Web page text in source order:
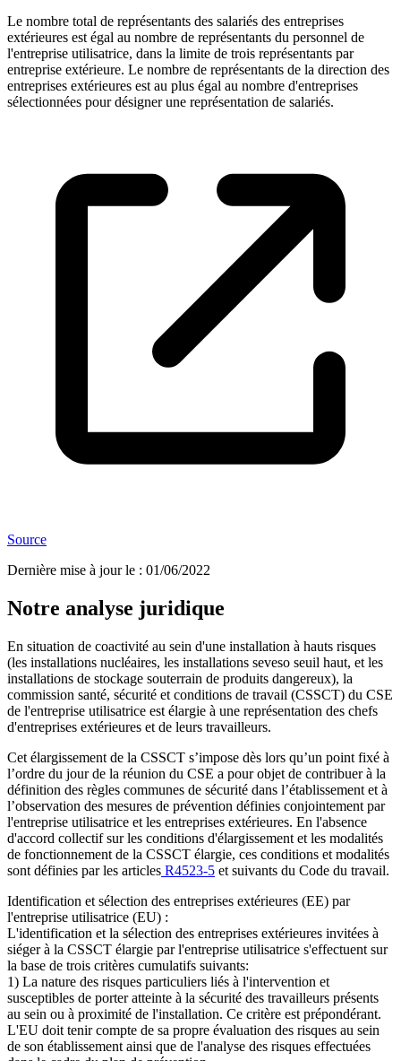
Le nombre total de représentants des salariés des entreprises
extérieures est égal au nombre de représentants du personnel de
l'entreprise utilisatrice, dans la limite de trois représentants par
entreprise extérieure. Le nombre de représentants de la direction des
entreprises extérieures est au plus égal au nombre d'entreprises
sélectionnées pour désigner une représentation de salariés.
Source
Dernière mise à jour le : 01/06/2022
Notre analyse juridique
En situation de coactivité au sein d'une installation à hauts risques
(les installations nucléaires, les installations seveso seuil haut, et les
installations de stockage souterrain de produits dangereux), la
commission santé, sécurité et conditions de travail (CSSCT) du CSE
de l'entreprise utilisatrice est élargie à une représentation des chefs
d'entreprises extérieures et de leurs travailleurs.
Cet élargissement de la CSSCT s’impose dès lors qu’un point fixé à
l’ordre du jour de la réunion du CSE a pour objet de contribuer à la
définition des règles communes de sécurité dans l’établissement et à
l’observation des mesures de prévention définies conjointement par
l'entreprise utilisatrice et les entreprises extérieures. En l'absence
d'accord collectif sur les conditions d'élargissement et les modalités
de fonctionnement de la CSSCT élargie, ces conditions et modalités
sont définies par les articles R4523-5 et suivants du Code du travail.
Identification et sélection des entreprises extérieures (EE) par
l'entreprise utilisatrice (EU) :
L'identification et la sélection des entreprises extérieures invitées à
siéger à la CSSCT élargie par l'entreprise utilisatrice s'effectuent sur
la base de trois critères cumulatifs suivants:
1) La nature des risques particuliers liés à l'intervention et
susceptibles de porter atteinte à la sécurité des travailleurs présents
au sein ou à proximité de l'installation. Ce critère est prépondérant.
L'EU doit tenir compte de sa propre évaluation des risques au sein
de son établissement ainsi que de l'analyse des risques effectuées